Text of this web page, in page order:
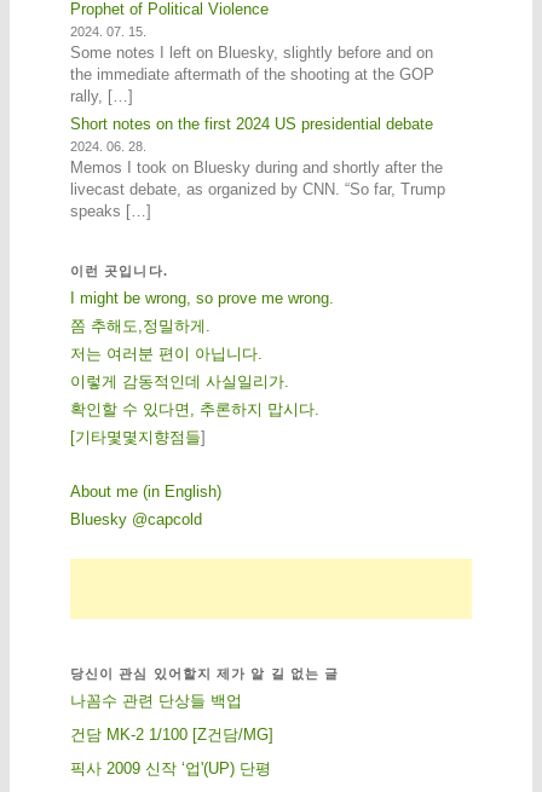
Prophet of Political Violence
2024. 07. 15.
Some notes I left on Bluesky, slightly before and on
the immediate aftermath of the shooting at the GOP
rally, […]
Short notes on the first 2024 US presidential debate
2024. 06. 28.
Memos I took on Bluesky during and shortly after the
livecast debate, as organized by CNN. “So far, Trump
speaks […]
이런 곳입니다.
I might be wrong, so prove me wrong.
쫌 추해도,정밀하게.
저는 여러분 편이 아닙니다.
이렇게 감동적인데 사실일리가.
확인할 수 있다면, 추론하지 맙시다.
[기 타몇 몇 지 향점 들]
About me (in English)
Bluesky @capcold
당신이 관심 있어할지 제가 알 길 없는 글
나꼼수 관련 단상들 백업
건담 MK-2 1/100 [Z건담/MG]
픽사 2009 신작 ‘업'(UP) 단평